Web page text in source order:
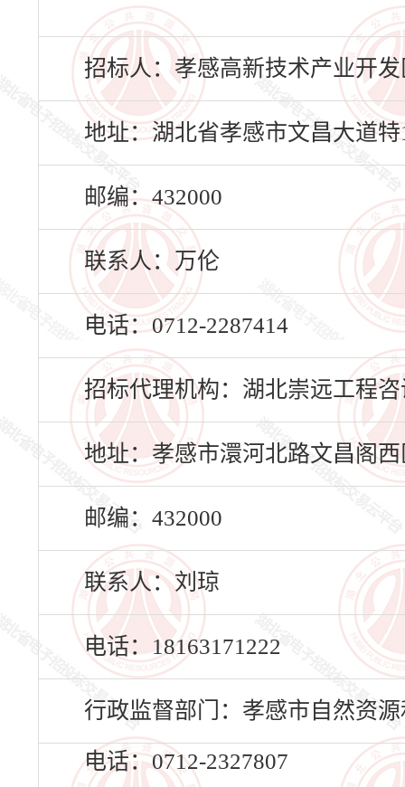
招标人：孝感高新技术产业开
地址：湖北省孝感市文昌大道特
邮编：432000
联系人：万伦
电话：0712-2287414
招标代理机构：湖北崇远工程咨
地址：孝感市澴河北路文昌阁西
邮编：432000
联系人：刘琼
电话：18163171222
行政监督部门：孝感市自然资
电话：0712-2327807